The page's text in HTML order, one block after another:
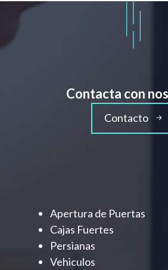
Contacta con
Contacto
Apertura de Puertas
Cajas Fuertes
Persianas
Vehiculos